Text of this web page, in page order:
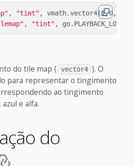
, "tint" , vmath.vector4(1,0 ,
, "tint" , go.
do tile map ( vector4 ). O
para representar o tingimento
ao tingimento
e alfa.
do